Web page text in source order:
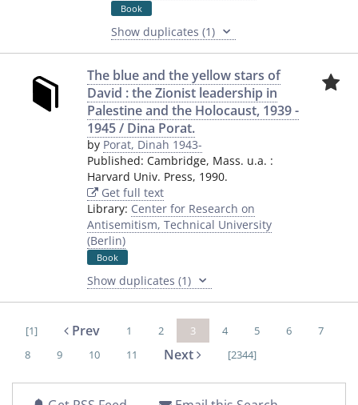
Book
Show duplicates (1)
The blue and the yellow stars of
David : the Zionist leadership in
Palestine and the Holocaust, 1939 -
1945 / Dina Porat.
by Porat, Dinah 1943-
Published: Cambridge, Mass. u.a. :
Harvard Univ. Press, 1990.
Get full text
Library: Center for Research on
Antisemitism, Technical University
(Berlin)
Book
Show duplicates (1)
[1] Prev 1 2 3 4 5 6
7
8
9 10 11 Next [2344]